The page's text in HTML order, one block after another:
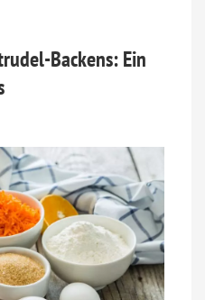
Backens: Ein